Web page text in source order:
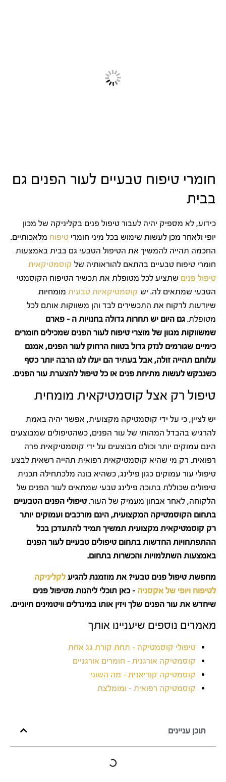
חומרי טיפוח טבעיים לעור הפנים גם
בבית
כידוע, לא מספיק יהיה לעבור טיפול פנים בקליניקה של מכון
יופי ולאחר מכן לעשות שימוש בכל מיני חומרי טיפוח מלאכותיים.
החכמה תהייה להמשיך את הטיפול הטבעי גם בבית באמצעות
חומרי טיפוח טבעיים בהתאם להוראותיה של קוסמטיקאית
טיפול פנים שתציע לכל מטופלת את תכשיר הטיפוח הקוסמטי
הטבעי שמתאים לה. יש קוסמטיקאיות טבעית מומחיות
שיודעות לרקוח את התכשירים לבד והן משווקות אותם לכל
מטופלת. גם היום יש תחרות גדולה בחנויות ה – פארם
שמשווקות מגוון של מוצרי טיפוח לעור הפנים שמכילים חומרים
כימיים שגורמים לנזק גדול בטווח הרחוק לעור הפנים, אמנם
עלותם תהייה זולה, אבל בעתיד הם יעלו לנו הרבה יותר כסף
כשנבקש לעשות מתיחת פנים או כל טיפול להצערת עור הפנים.
טיפול רק אצל קוסמטיקאית מומחית
יש לציין, כי על ידי קוסמטיקה מקצועית, אפשר יהיה באמת
להרגיש בהבדל המהותי של עור הפנים, כשהטיפולים שמבוצעים
הינם עמוקים יותר וכולם מבוצעים על ידי קוסמטיקאית פרה
רפואית. רק מי שהיא קוסמטיקאית רפואית תהייה רשאית לבצע
טיפולי עור עמוקים כגון פילינג, כשהיא בונה מלכתחילה תכנית
טיפולים שכוללת בתוכה פילינג טבעי שמתאים לעור הפנים של
הלקוחה, לאחר אבחון מעמיק של העור. טיפולי הפנים הטבעיים
בתחום הקוסמטיקה המקצועית, הינם מורכבים ועמוקים יותר
רק קוסמטיקאית מקצועית תמשיך תמיד להתעדכן בכל
ההתפתחויות החדשות בתחום טיפולים טבעיים לעור הפנים
באמצעות השתלמויות והכשרות בתחום.
מחפשת טיפול פנים טבעי? את מוזמנת להגיע לקליניקה
לטיפוח ויופי של אקסניה – כאן תוכלי ליהנות מטיפול פנים
שיחדש את עור הפנים שלך ויזין אותו במינרלים וויטמינים חיוניים.
מאמרים נוספים שיעניינו אותך
טיפולי קוסמטיקה – תחת קורת גג אחת
קוסמטיקה אורגנית – חומרים אורגניים
קוסמטיקה קוריאנית – מה השוני
קוסמטיקה רפואית – ומומלצת
תוכן עניינים